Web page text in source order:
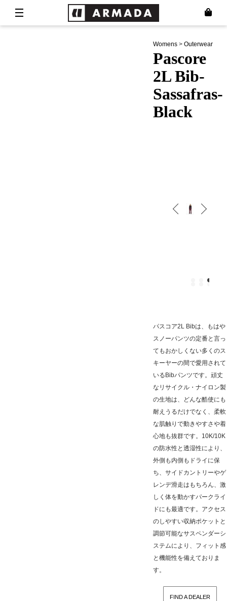
Womens >Outerwear
Pascore
2L Bib-
Sassafras-
Black
パスコア2L Bibは、もはや
スノーパンツの定番と言っ
てもおかしくない多くのス
キーヤーの間で愛用されて
いるBibパンツです。頑丈
なリサイクル・ナイロン製
の生地は、どんな酷使にも
耐えうるだけでなく、柔軟
な肌触りで動きやすさや着
心地も抜群です。10K/10K
の防水性と透湿性により、
外側も内側もドライに保
ち、サイドカントリーやゲ
レンデ滑走はもちろん、激
しく体を動かすパークライ
ドにも最適です。アクセス
のしやすい収納ポケットと
調節可能なサスペンダーシ
ステムにより、フィット感
と機能性を備えておりま
す。
FIND A DEALER